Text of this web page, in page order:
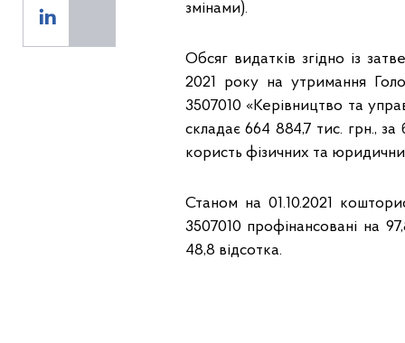
змінами).
Обсяг видатків згідно із
2021 року на утримання
3507010 «Керівництво та
складає 664 884,7 тис. грн.,
користь фізичних та
Станом на 01.10.2021
3507010 профінансовані на
48,8 відсотка.